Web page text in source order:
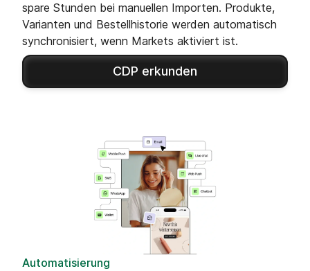
spare Stunden bei manuellen Importen. Produkte,
Varianten und Bestellhistorie werden automatisch
synchronisiert, wenn Markets aktiviert ist.
CDP erkunden
Automatisierung